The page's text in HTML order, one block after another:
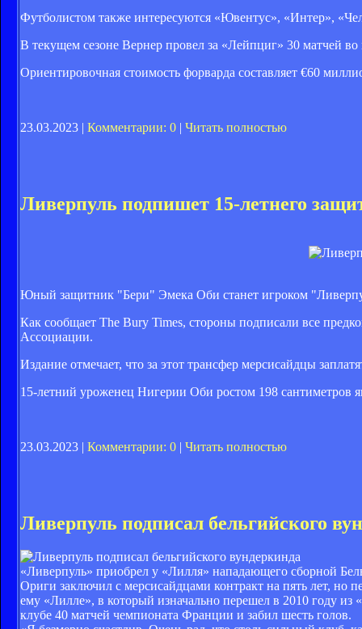
Футболистом также интересуются «Ювентус», «Интер»,
В текущем сезоне Вернер провел за «Лейпциг» 30 матчей во
Ориентировочная стоимость форварда составляет €60
23.03.2023 | Комментарии: 0 | Читать полностью
Ливерпуль подпишет 15-летнего
Юный защитник "Бери" Эмека Оби станет игроком
Как сообщает The Bury Times, стороны подписали все
Ассоциации.
Издание отмечает, что за этот трансфер мерсисайдцы
15-летний уроженец Нигерии Оби ростом 198
23.03.2023 | Комментарии: 0 | Читать полностью
Ливерпуль подписал бельгийского
«Ливерпуль» приобрел у «Лилля» нападающего сборной
Ориги заключил с мерсисайдцами контракт на пять лет, но
ему «Лилле», в который изначально перешел в 2010 году из
клубе 40 матчей чемпионата Франции и забил шесть голов.